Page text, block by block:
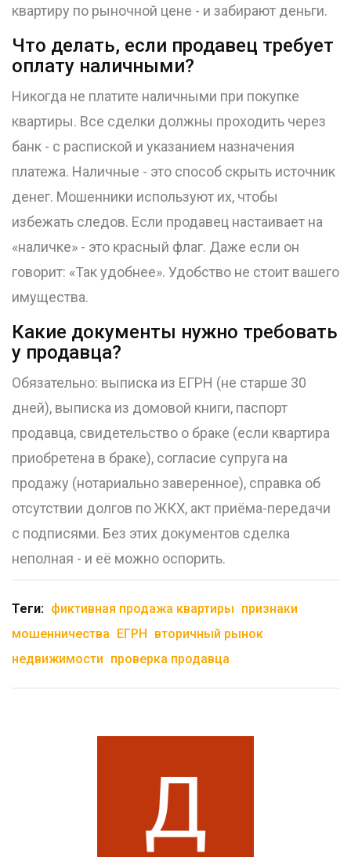
квартиру по рыночной цене - и забирают деньги.
Что делать, если продавец требует
оплату наличными?
Никогда не платите наличными при покупке
квартиры. Все сделки должны проходить через
банк - с распиской и указанием назначения
платежа. Наличные - это способ скрыть источник
денег. Мошенники используют их, чтобы
избежать следов. Если продавец настаивает на
«наличке» - это красный флаг. Даже если он
говорит: «Так удобнее». Удобство не стоит вашего
имущества.
Какие документы нужно требовать
у продавца?
Обязательно: выписка из ЕГРН (не старше 30
дней), выписка из домовой книги, паспорт
продавца, свидетельство о браке (если квартира
приобретена в браке), согласие супруга на
продажу (нотариально заверенное), справка об
отсутствии долгов по ЖКХ, акт приёма-передачи
с подписями. Без этих документов сделка
неполная - и её можно оспорить.
Теги: фиктивная продажа квартиры признаки
мошенничества
ЕГРН
вторичный рынок
недвижимости проверка продавца